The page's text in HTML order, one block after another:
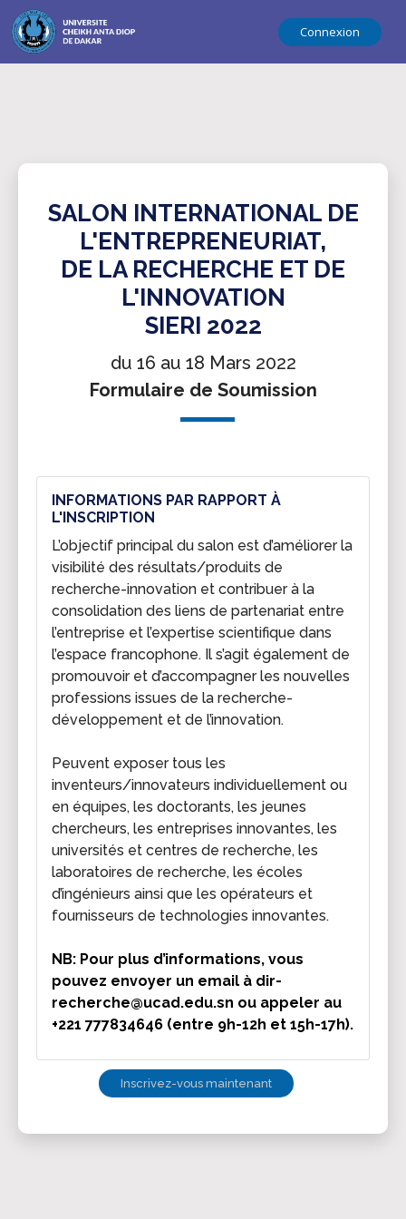
Connexion
SALON INTERNATIONAL DE
L'ENTREPRENEURIAT,
DE LA RECHERCHE ET DE
L'INNOVATION
SIERI 2022
du 16 au 18 Mars 2022
Formulaire de Soumission
INFORMATIONS PAR RAPPORT À
L'INSCRIPTION
L’objectif principal du salon est d’améliorer la
visibilité des résultats/produits de
recherche-innovation et contribuer à la
consolidation des liens de partenariat entre
l’entreprise et l’expertise scientifique dans
l’espace francophone. Il s’agit également de
promouvoir et d’accompagner les nouvelles
professions issues de la recherche-
développement et de l’innovation.
Peuvent exposer tous les
inventeurs/innovateurs individuellement ou
en équipes, les doctorants, les jeunes
chercheurs, les entreprises innovantes, les
universités et centres de recherche, les
laboratoires de recherche, les écoles
d’ingénieurs ainsi que les opérateurs et
fournisseurs de technologies innovantes.
NB: Pour plus d’informations, vous
pouvez envoyer un email à dir-
recherche@ucad.edu.sn ou appeler au
+221 777834646 (entre 9h-12h et 15h-17h).
Inscrivez-vous maintenant